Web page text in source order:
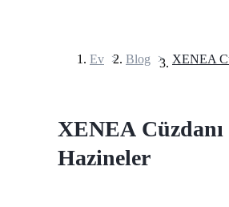
Ev > Blog >
XENEA
Hazineler